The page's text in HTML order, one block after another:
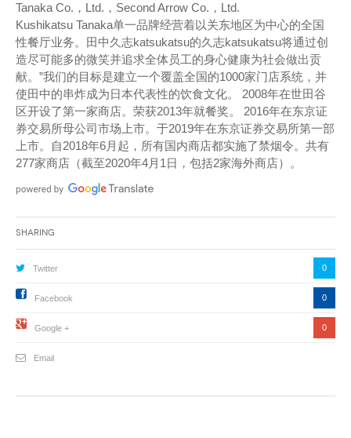
Tanaka Co.，Ltd.，Second Arrow Co.，Ltd.
Kushikatsu Tanaka单一品牌经营着以关东地区为中心的全国
性餐厅业务。田中久志katsukatsu的久志katsukatsu将通过创
造尽可能多的微笑并追求全体员工的身心健康为社会做出贡
献。”我们的目标是建立一个覆盖全国的1000家门店系统，并
使田中的串炸成为日本代表性的饮食文化。 2008年在世田谷
区开设了第一家商店。荣获2013年就餐奖。 2016年在东京证
券交易所母公司市场上市。于2019年在东京证券交易所第一部
上市。自2018年6月起，所有国内商店都实施了禁烟令。共有
277家商店（截至2020年4月1日，包括2家海外商店）。
Sharing
Twitter 0
Facebook 0
Google + 0
Email